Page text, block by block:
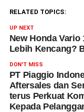
RELATED TOPICS:
UP NEXT
New Honda Vario
Lebih Kencang?
DON'T MISS
PT Piaggio
Aftersales dan
terus Perkuat
Kepada